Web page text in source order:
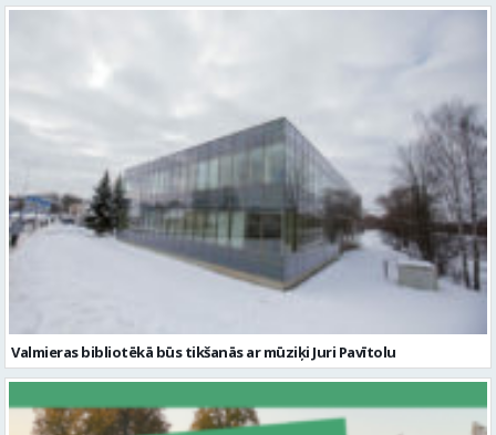
Valmieras bibliotēkā būs tikšanās ar mūziķi Juri Pavītolu